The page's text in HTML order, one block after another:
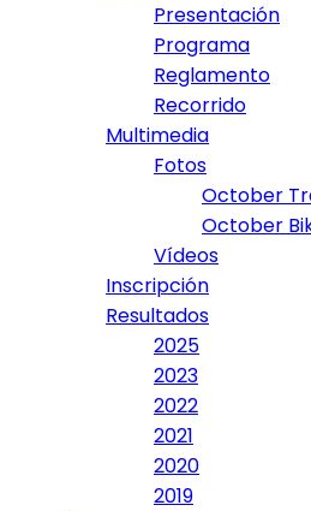
Presentación
Programa
Reglamento
Recorrido
Multimedia
Fotos
October
October
Vídeos
Inscripción
Resultados
2025
2023
2022
2021
2020
2019